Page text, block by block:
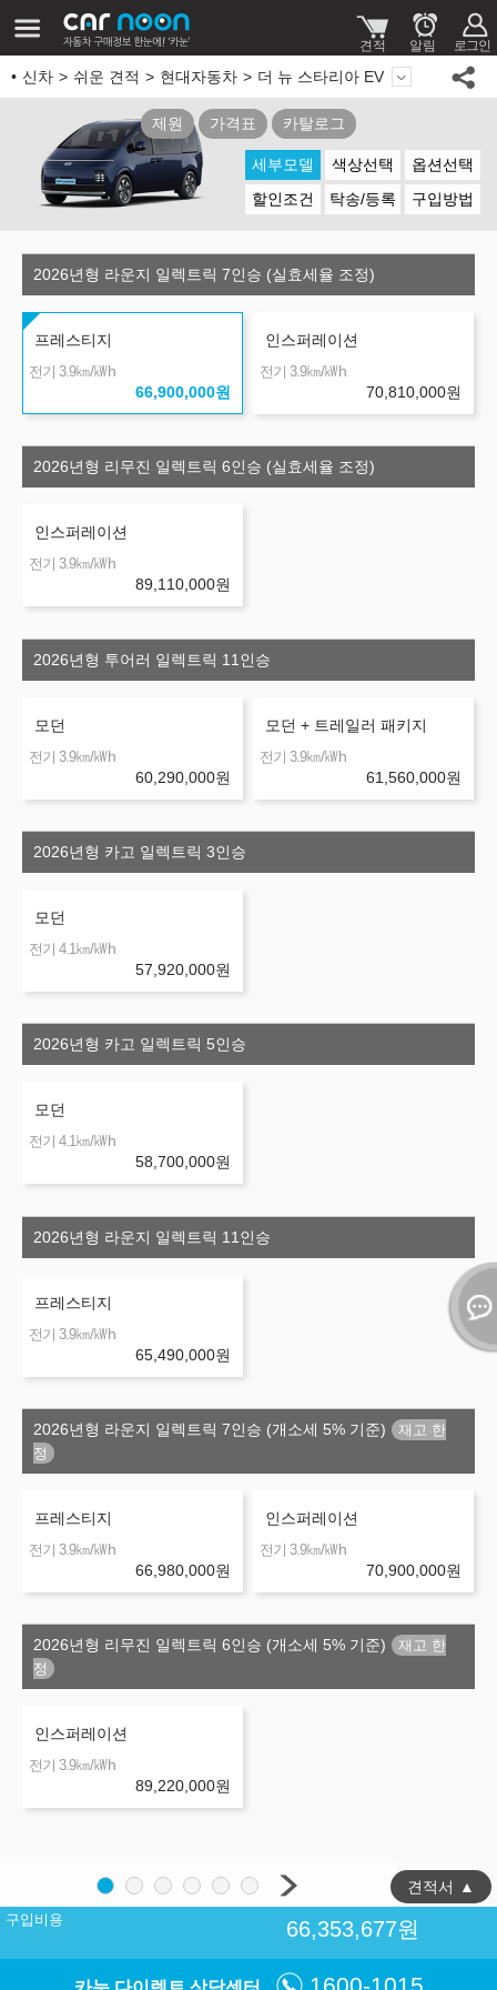
신차 쉬운 견적 현대자동차 더 뉴 스타리아 EV
제원 가격표 카탈로그
세부모델 색상선택
옵션선택
할인조건
탁송/등록 구입방법
2026년형 라운지 일렉트릭 7인승 (실효세율 조정)
프레스티지
전기 3.9㎞/㎾h
66,900,000원
인스퍼레이션
전기 3.9㎞/㎾h
70,810,000원
2026년형 리무진 일렉트릭 6인승 (실효세율 조정)
인스퍼레이션
전기 3.9㎞/㎾h
89,110,000원
2026년형 투어러 일렉트릭 11인승
모던
전기 3.9㎞/㎾h
60,290,000원
모던 + 트레일러 패키지
전기 3.9㎞/㎾h
61,560,000원
2026년형 카고 일렉트릭 3인승
모던
전기 4.1 ㎞/㎾h
57,920,000원
2026년형 카고 일렉트릭 5인승
모던
전기 4.1㎞/㎾h
58,700,000원
2026년형 라운지 일렉트릭 11인승
프레스티지
전기 3.9㎞/㎾h
65,490,000원
2026년형 라운지 일렉트릭 7인승 (개소세 5% 기준)
프레스티지
전기 3.9㎞/㎾h
66,980,000원
인스퍼레이션
전기 3.9㎞/㎾h
70,900,000원
2026년형 리무진 일렉트릭 6인승 (개소세 5% 기준)
인스퍼레이션
전기 3.9㎞/㎾h
89,220,000원
구입비용 66,353,677원
견적서 ▲